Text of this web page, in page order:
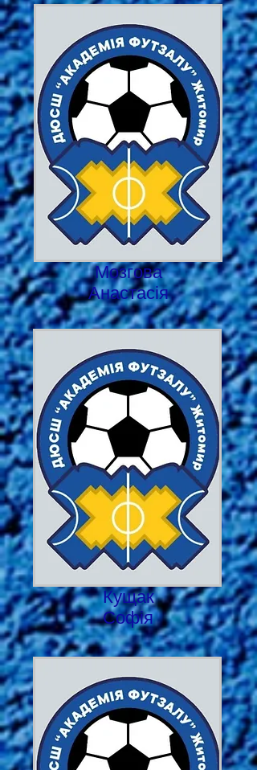
Мозгова
Анастасія
Кущак
Софія